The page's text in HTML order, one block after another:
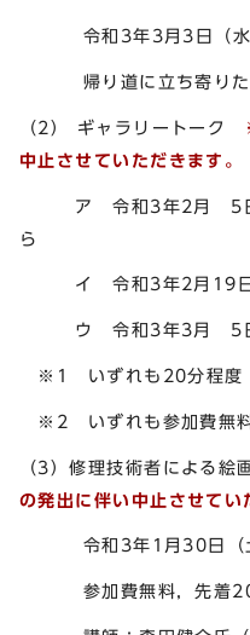
令和3年3月3日（水曜
帰り道に立ち寄りたい
（2） ギャラリートーク
中止させていただきます。
ア 令和3年2月 5日（
ら
イ 令和3年2月19日（
ウ 令和3年3月 5日（
※1 いずれも20分程度
※2 いずれも参加費無
（3）修理技術者による
の発出に伴い中止させてい
令和3年1月30日（土
参加費無料，先着